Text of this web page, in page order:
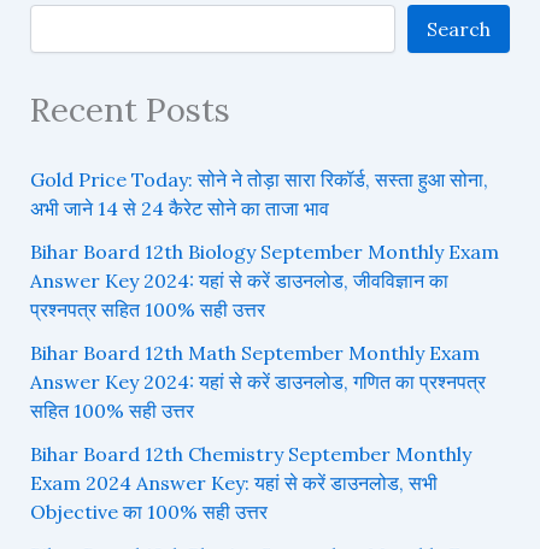
Search
Recent Posts
Gold Price Today: सोने ने तोड़ा सारा रिकॉर्ड, सस्ता हुआ सोना,
अभी जाने 14 से 24 कैरेट सोने का ताजा भाव
Bihar Board 12th Biology September Monthly Exam
Answer Key 2024: यहां से करें डाउनलोड, जीवविज्ञान का
प्रश्नपत्र सहित 100% सही उत्तर
Bihar Board 12th Math September Monthly Exam
Answer Key 2024: यहां से करें डाउनलोड, गणित का प्रश्नपत्र
सहित 100% सही उत्तर
Bihar Board 12th Chemistry September Monthly
Exam 2024 Answer Key: यहां से करें डाउनलोड, सभी
Objective का 100% सही उत्तर